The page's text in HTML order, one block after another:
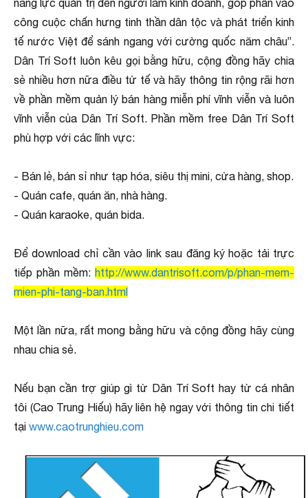
năng lực quản trị đến người làm kinh doanh, góp phần vào
công cuộc chấn hưng tinh thần dân tộc và phát triển kinh
tế nước Việt để sánh ngang với cường quốc năm châu”.
Dân Trí Soft luôn kêu gọi bằng hữu, cộng đồng hãy chia
sẻ nhiều hơn nữa điều tử tế và hãy thông tin rộng rãi hơn
về phần mềm quản lý bán hàng miễn phí vĩnh viễn và luôn
vĩnh viễn của Dân Trí Soft. Phần mềm free Dân Trí Soft
phù hợp với các lĩnh vực:
- Bán lẻ, bán sỉ như tạp hóa, siêu thị mini, cửa hàng, shop.
- Quán cafe, quán ăn, nhà hàng.
- Quán karaoke, quán bida.
Để download chỉ cần vào link sau đăng ký hoặc tải trực
tiếp phần mềm: http://www.dantrisoft.com/p/phan-mem-
mien-phi-tang-ban.html
Một lần nữa, rất mong bằng hữu và cộng đồng hãy cùng
nhau chia sẻ.
Nếu bạn cần trợ giúp gì từ Dân Trí Soft hay từ cá nhân
tôi (Cao Trung Hiếu) hãy liên hệ ngay với thông tin chi tiết
tại www.caotrunghieu.com